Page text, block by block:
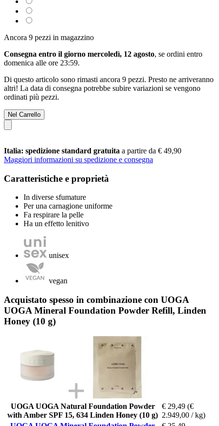
Ancora 9 pezzi in magazzino
Consegna entro il giorno mercoledì, 12 agosto, se ordini entro
domenica alle ore 23:59.
Di questo articolo sono rimasti ancora 9 pezzi. Presto ne arriveranno
altri! La data di consegna potrebbe subire variazioni se vengono
ordinati più pezzi.
Nel Carrello
Italia: spedizione standard gratuita a partire da € 49,90
Maggiori informazioni su spedizione e consegna
Caratteristiche e proprietà
In diverse sfumature
Per una carnagione uniforme
Fa respirare la pelle
Ha un effetto lenitivo
unisex
vegan
Acquistato spesso in combinazione con UOGA
UOGA Mineral Foundation Powder Refill, Linden
Honey (10 g)
UOGA UOGA Natural Foundation Powder
with Amber SPF 15, 634 Linden Honey (10 g)
€ 29,49 (€
2.949,00 / kg)